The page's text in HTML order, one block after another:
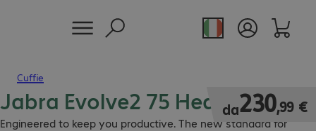
Cuffie
Jabra Evolve2 75 Headset
Engineered to keep you productive. The new standard for
da230,99 €
230,99 €